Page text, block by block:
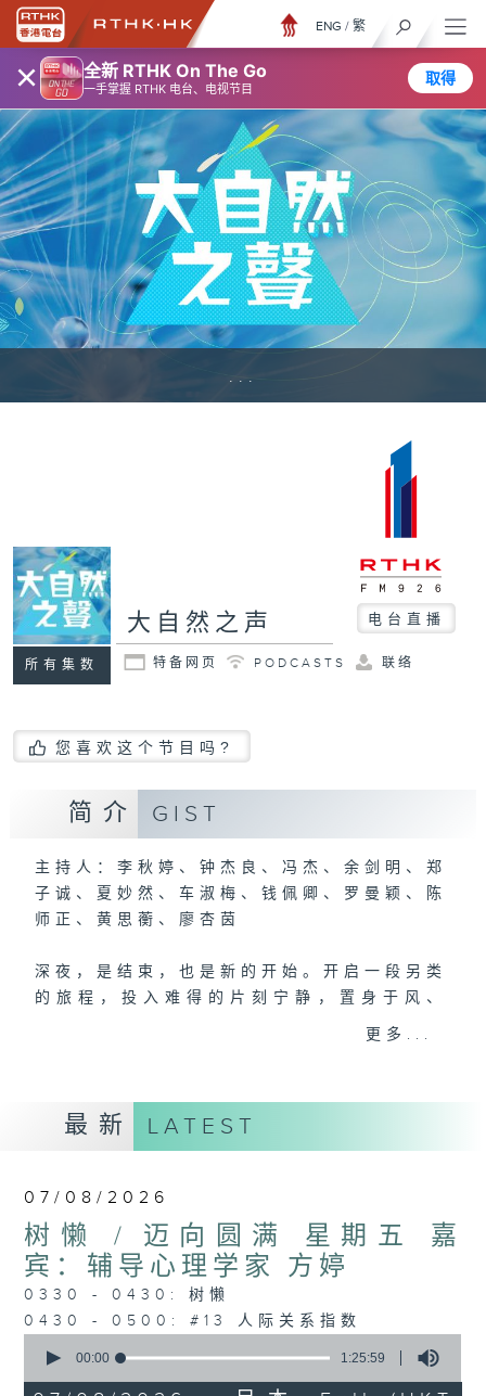
× 全新 RTHK On The Go
一手掌握 RTHK 电台、电视节目
取得
ENG / 繁
...
所有集数
大自然之声 电台直播
特备网页 PODCASTS 联络
您喜欢这个节目吗?
简介 GIST
主持人：李秋婷、钟杰良、冯杰、余剑明、郑
子诚、夏妙然、车淑梅、钱佩卿、罗曼颖、陈
师正、黄思蘅、廖杏茵
深夜，是结束，也是新的开始。开启一段另类
的旅程，投入难得的片刻宁静，置身于风、
星期一至六03:30至05:00
#香港电台文教组
更多...
最新 LATEST
07/08/2026
树懒 / 迈向圆满 星期五 嘉
宾：辅导心理学家 方婷
0330 - 0430: 树懒
0430 - 0500: #13 人际关系指数
seconds
00:00 1:25:59